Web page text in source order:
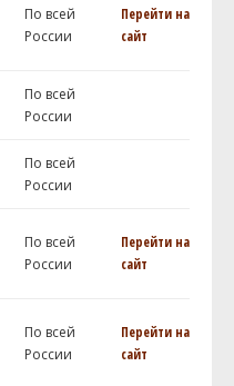
По всей
России
Перейти на
сайт
По всей
России
По всей
России
По всей
России
Перейти на
сайт
По всей
России
Перейти на
сайт